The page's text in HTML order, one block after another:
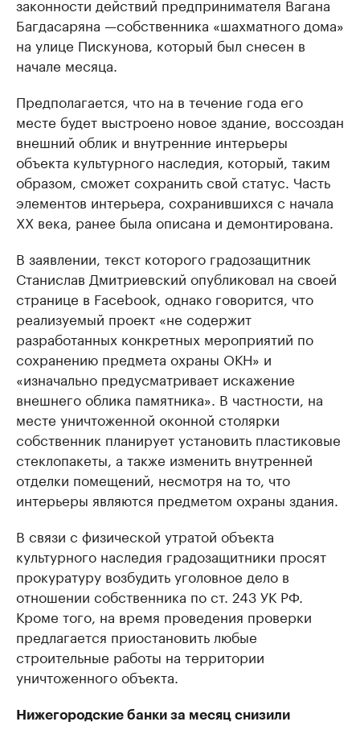
законности действий предпринимателя Вагана
Багдасаряна —собственника «шахматного дома»
на улице Пискунова, который был снесен в
начале месяца.
Предполагается, что на в течение года его
месте будет выстроено новое здание, воссоздан
внешний облик и внутренние интерьеры
объекта культурного наследия, который, таким
образом, сможет сохранить свой статус. Часть
элементов интерьера, сохранившихся с начала
XX века, ранее была описана и демонтирована.
В заявлении, текст которого градозащитник
Станислав Дмитриевский опубликовал на своей
странице в Facebook, однако говорится, что
реализуемый проект «не содержит
разработанных конкретных мероприятий по
сохранению предмета охраны ОКН» и
«изначально предусматривает искажение
внешнего облика памятника». В частности, на
месте уничтоженной оконной столярки
собственник планирует установить пластиковые
стеклопакеты, а также изменить внутренней
отделки помещений, несмотря на то, что
интерьеры являются предметом охраны здания.
В связи с физической утратой объекта
культурного наследия градозащитники просят
прокуратуру возбудить уголовное дело в
отношении собственника по ст. 243 УК РФ.
Кроме того, на время проведения проверки
предлагается приостановить любые
строительные работы на территории
уничтоженного объекта.
Нижегородские банки за месяц снизили